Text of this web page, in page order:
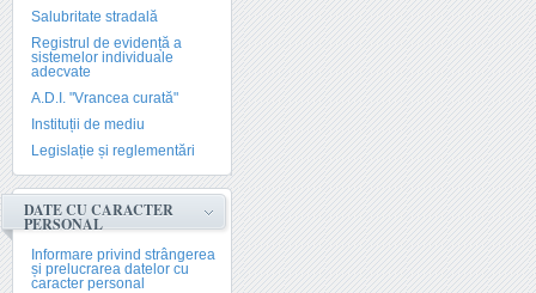
Salubritate stradală
Registrul de evidență a
sistemelor individuale
adecvate
A.D.I. "Vrancea curată"
Instituții de mediu
Legislație și reglementări
DATE CU CARACTER
PERSONAL
Informare privind strângerea
și prelucrarea datelor cu
caracter personal